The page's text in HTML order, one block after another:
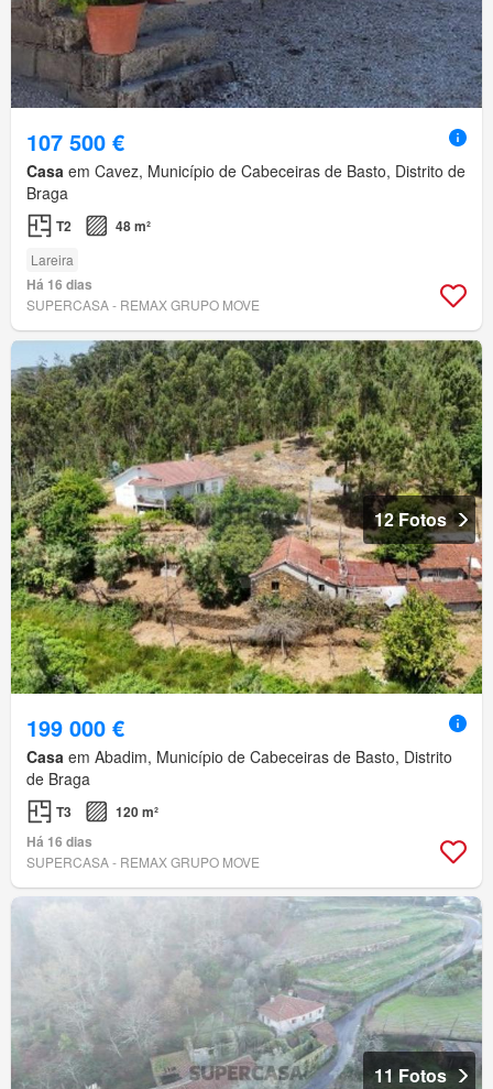
107 500 €
Casa em Cavez, Município de Cabeceiras de Basto, Distrito de
Braga
T2 48 m²
Lareira
Há 16 dias
SUPERCASA - REMAX GRUPO MOVE
12 Fotos
199 000 €
Casa em Abadim, Município de Cabeceiras de Basto, Distrito
de Braga
T3
120 m²
Há 16 dias
SUPERCASA - REMAX GRUPO MOVE
11 Fotos